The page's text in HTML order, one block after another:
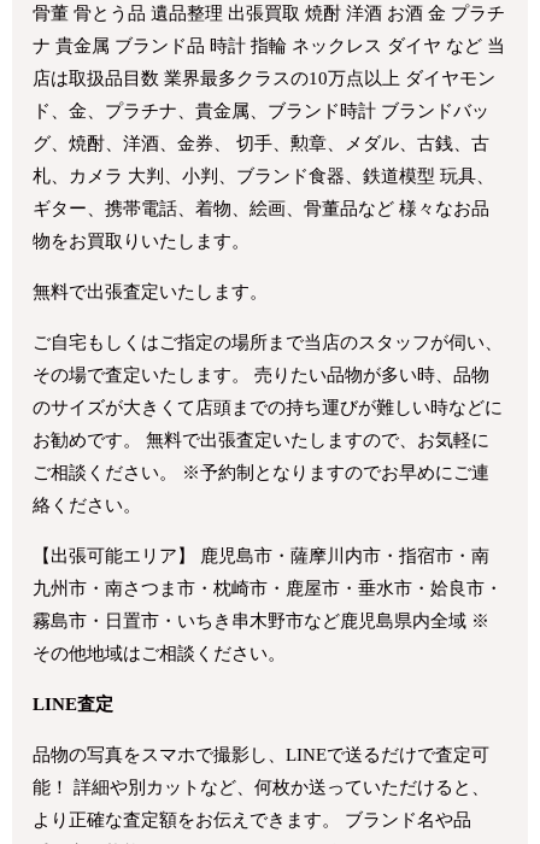
骨董 骨とう品 遺品整理 出張買取 焼酎 洋酒 お酒 金 プラチ
ナ 貴金属 ブランド品 時計 指輪 ネックレス ダイヤ など 当
店は取扱品目数 業界最多クラスの10万点以上 ダイヤモン
ド、金、プラチナ、貴金属、ブランド時計 ブランドバッ
グ、焼酎、洋酒、金券、 切手、勲章、メダル、古銭、古
札、カメラ 大判、小判、ブランド食器、鉄道模型 玩具、
ギター、携帯電話、着物、絵画、骨董品など 様々なお品
物をお買取りいたします。
無料で出張査定いたします。
ご自宅もしくはご指定の場所まで当店のスタッフが伺い、
その場で査定いたします。 売りたい品物が多い時、品物
のサイズが大きくて店頭までの持ち運びが難しい時などに
お勧めです。 無料で出張査定いたしますので、お気軽に
ご相談ください。 ※予約制となりますのでお早めにご連
絡ください。
【出張可能エリア】 鹿児島市・薩摩川内市・指宿市・南
九州市・南さつま市・枕崎市・鹿屋市・垂水市・姶良市・
霧島市・日置市・いちき串木野市など鹿児島県内全域 ※
その他地域はご相談ください。
LINE査定
品物の写真をスマホで撮影し、LINEで送るだけで査定可
能！ 詳細や別カットなど、何枚か送っていただけると、
より正確な査定額をお伝えできます。 ブランド名や品